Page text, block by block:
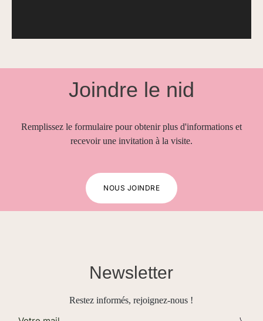
Joindre le nid
Remplissez le formulaire pour obtenir plus d'informations et
recevoir une invitation à la visite.
NOUS JOINDRE
Newsletter
Restez informés, rejoignez-nous !